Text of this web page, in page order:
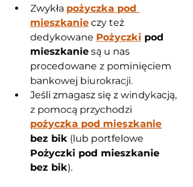
Zwykła pożyczka pod
mieszkanie czy też
dedykowane Pożyczki pod
mieszkanie są u nas
procedowane z pominięciem
bankowej biurokracji.
Jeśli zmagasz się z windykacją,
z pomocą przychodzi
pożyczka pod mieszkanie
bez bik (lub portfelowe
Pożyczki pod mieszkanie
bez bik).